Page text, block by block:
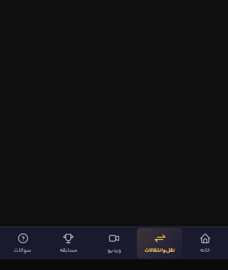
خانه نقل‌وانتقالات ویدیو مسابقه سوالات